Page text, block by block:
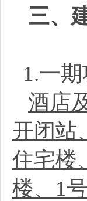
三、
1.一期
酒店
开闭站
住宅楼
楼、1